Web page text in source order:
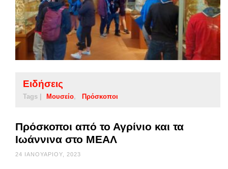
Ειδήσεις
Tags | Μουσείο Πρόσκοποι
Πρόσκοποι από το Αγρίνιο και τα
Ιωάννινα στο ΜΕΑΛ
24 ΙΑΝΟΥΑΡΊΟΥ, 2023